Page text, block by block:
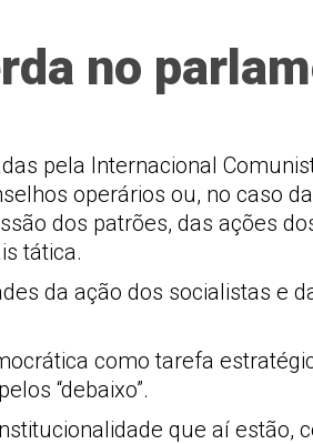
no
pela Internacional
operários ou, no caso
dos patrões, das ações
tática.
da ação dos socialistas e
como tarefa
“debaixo”.
que aí estão,